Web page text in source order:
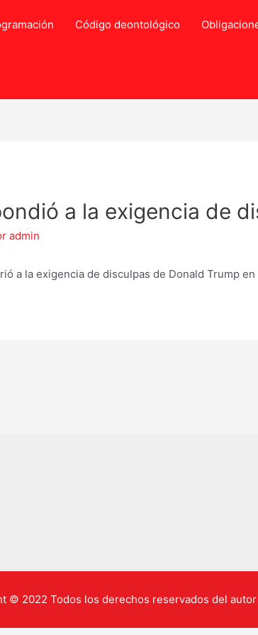
Código deontológico
a la exigencia de
admin
a la exigencia de disculpas de Donald Trump
© 2022 Todos los derechos reservados del